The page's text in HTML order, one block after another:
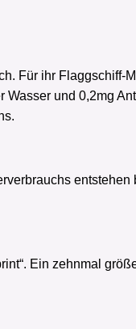
Für ihr Flaggschiff-
und 0,2mg
Ein zehnmal